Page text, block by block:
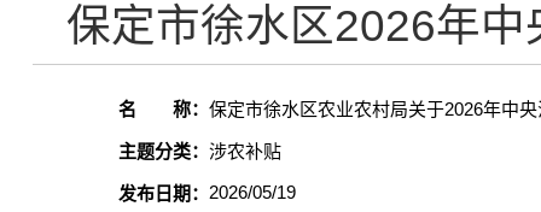
保定市徐水区2026年
名 称： 保定市徐水区农业农村局关于2026年中
主题分类： 涉农补贴
发布日期： 2026/05/19